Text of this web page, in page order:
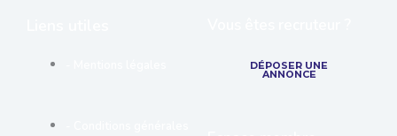
DÉPOSER UNE
ANNONCE